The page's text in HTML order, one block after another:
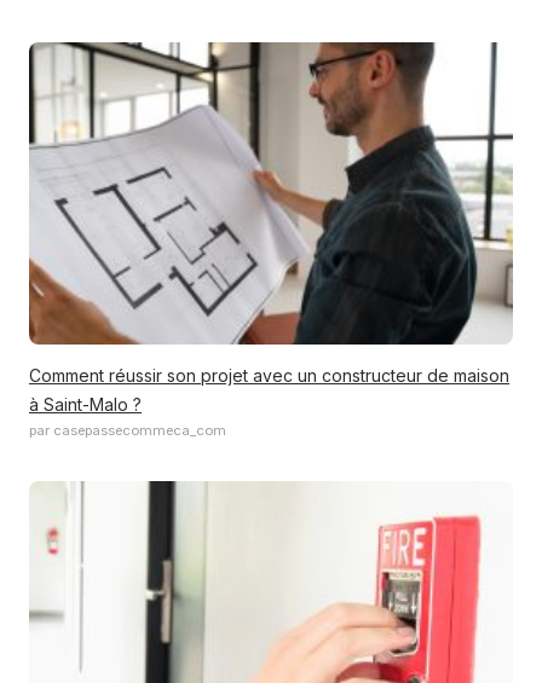
Comment réussir son projet avec un constructeur de maison
à Saint-Malo ?
par casepassecommeca_com